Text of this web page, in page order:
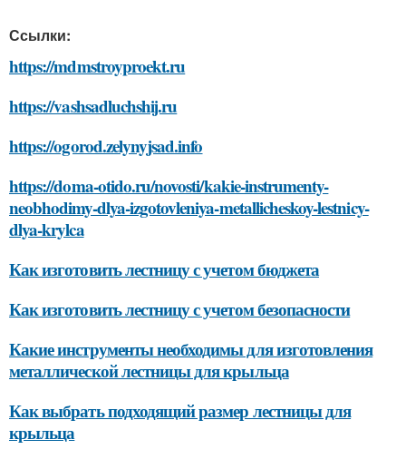
Ссылки:
https://mdmstroyproekt.ru
https://vashsadluchshij.ru
https://ogorod.zelynyjsad.info
https://doma-otido.ru/novosti/kakie-instrumenty-
neobhodimy-dlya-izgotovleniya-metallicheskoy-lestnicy-
dlya-krylca
Как изготовить лестницу с учетом бюджета
Как изготовить лестницу с учетом безопасности
Какие инструменты необходимы для изготовления
металлической лестницы для крыльца
Как выбрать подходящий размер лестницы для
крыльца